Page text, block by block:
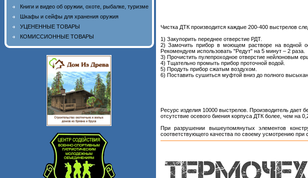
Книги и видео об оружии, охоте, рыбалке, туризме
Шкафы и сейфы для хранения оружия
УЦЕНЕННЫЕ ТОВАРЫ
КОМИССИОННЫЕ ТОВАРЫ
Чистка ДТК производится каждые 200-400 выстрелов
1) Закупорить переднее отверстие РДТ.
2) Замочить прибор в моющем растворе на водной
Рекомендуем использовать "Редут" на 5 минут – 2 раза.
3) Прочистить пулепроходное отверстие нейлоновым
4) Тщательно промыть прибор проточной водой.
5) Продуть прибор сжатым воздухом.
6) Поставить сушиться муфтой вниз до полного
Ресурс изделия 10000 выстрелов. Производитель дает
отсутствие осевого биения корпуса ДТК более, чем на
При разрушении вышеупомянутых элементов
соответствующего качества по своему усмотрению при